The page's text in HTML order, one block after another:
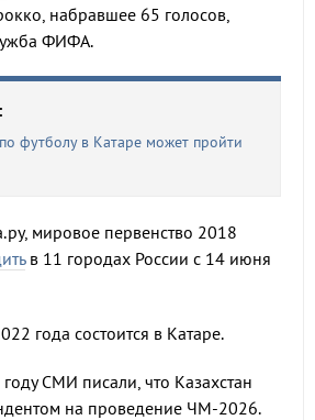
набравшее 65 голосов,
ФИФА.
футболу в Катаре может пройти
мировое первенство 2018
в 11 городах России с 14 июня
года состоится в Катаре.
СМИ писали, что Казахстан
на проведение ЧМ-2026.